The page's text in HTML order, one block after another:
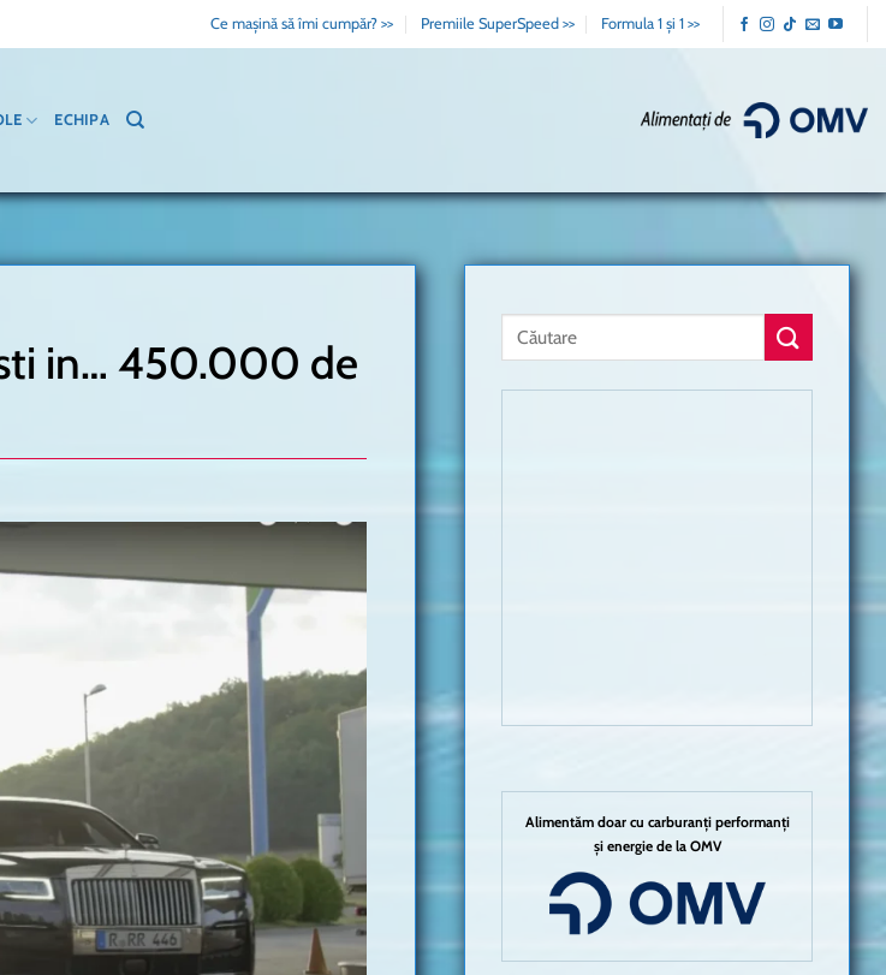
Ce mașină să îmi cumpăr? >> Premiile SuperSpeed >> Formula 1 și 1 >>
ECHIPA
in… 450.000 de
Alimentăm doar cu carburanți performanți
și energie de la OMV